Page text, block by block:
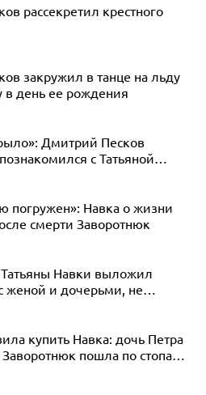
рассекретил крестного
закружил в танце на льду
в день ее рождения
Дмитрий Песков
с Татьяной
погружен»: Навка о жизни
смерти Заворотнюк
Навки выложил
женой и дочерьми, не
купить Навка: дочь Петра
пошла по стопам